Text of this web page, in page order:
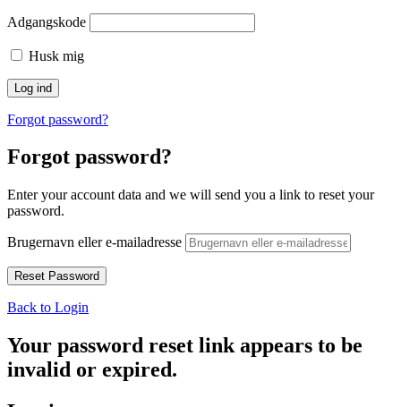
Adgangskode
Husk mig
Forgot password?
Forgot password?
Enter your account data and we will send you a link to reset your
password.
Brugernavn eller e-mailadresse
Back to Login
Your password reset link appears to be
invalid or expired.